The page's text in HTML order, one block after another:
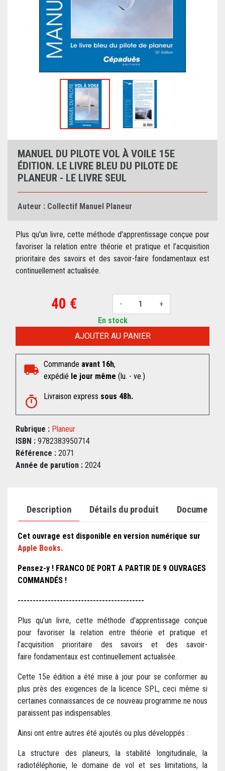
MANUEL DU PILOTE VOL À VOILE 15E
ÉDITION. LE LIVRE BLEU DU PILOTE DE
PLANEUR - LE LIVRE SEUL
Auteur : Collectif Manuel Planeur
Plus qu'un livre, cette méthode d'apprentissage conçue pour
favoriser la relation entre théorie et pratique et l’acquisition
prioritaire des savoirs et des savoir-faire fondamentaux est
continuellement actualisée.
40 € - +
AJOUTER AU PANIER
En stock
Commande avant 16h,
expédié le jour même (lu. - ve.)
Livraison express sous 48h.
Rubrique : Planeur
ISBN : 9782383950714
Référence : 2071
Année de parution : 2024
Description Détails du produit Documents
Cet ouvrage est disponible en version numérique sur
Apple Books.
Pensez-y ! FRANCO DE PORT A PARTIR DE 9 OUVRAGES
COMMANDÉS !
------------------------------------------
Plus qu'un livre, cette méthode d'apprentissage conçue
pour favoriser la relation entre théorie et pratique et
l’acquisition prioritaire des savoirs et des savoir-
faire fondamentaux est continuellement actualisée.
Cette 15e édition a été mise à jour pour se conformer au
plus près des exigences de la licence SPL, ceci même si
certaines connaissances de ce nouveau programme ne nous
paraissent pas indispensables.
Ainsi ont entre autres été ajoutés ou plus développés :
La structure des planeurs, la stabilité longitudinale, la
radiotéléphonie, le domaine de vol et ses limitations, la